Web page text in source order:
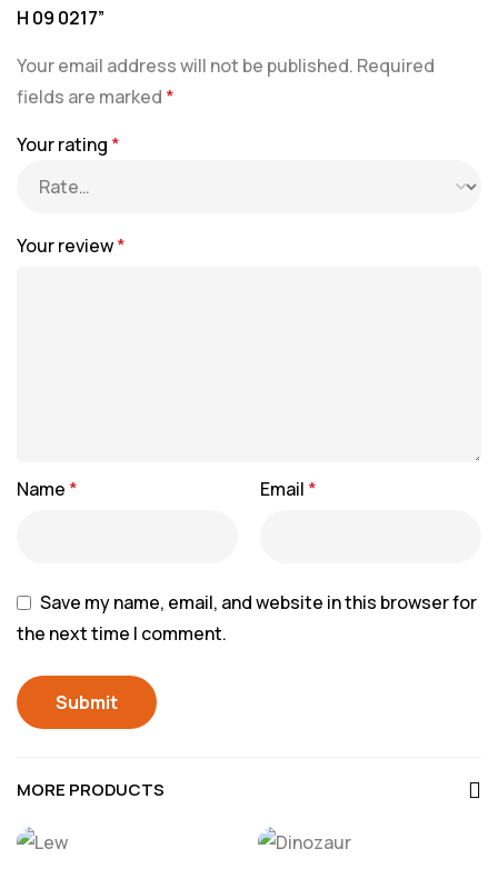
H 09 0217”
Your email address will not be published. Required
fields are marked *
Your rating *
Your review*
Name * Email *
Save my name, email, and website in this browser for
the next time I comment.
MORE PRODUCTS